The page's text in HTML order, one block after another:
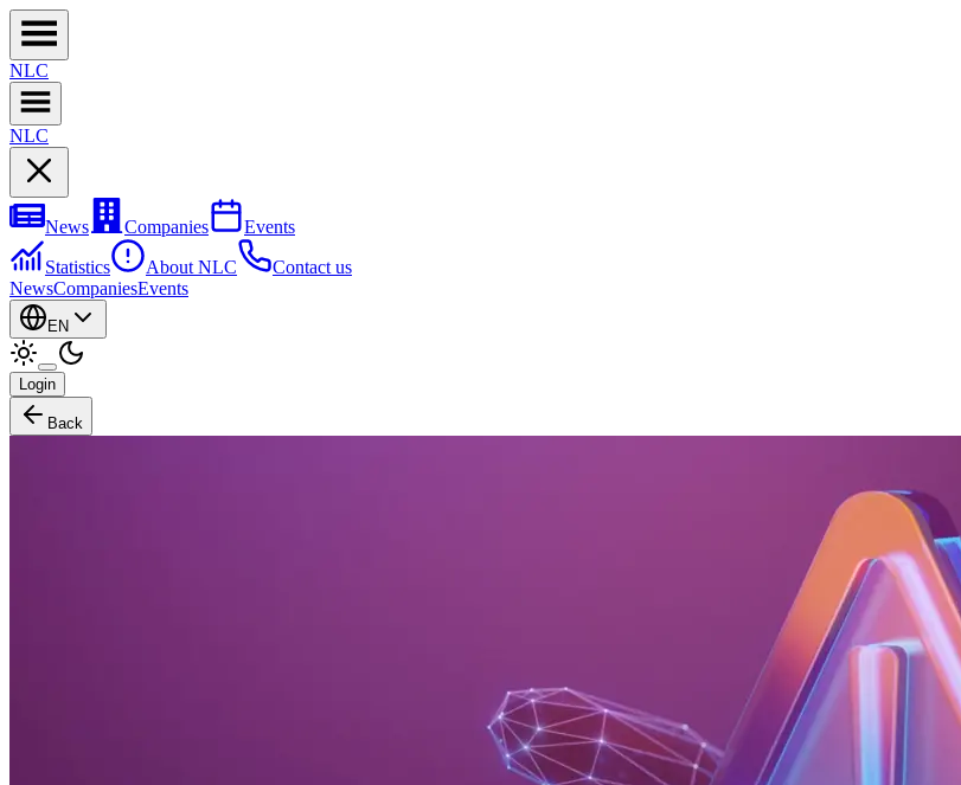
NLC
NLC
News Companies
Events
Statistics
About NLC
Contact us
NewsCompaniesEvents
EN
Login
Back